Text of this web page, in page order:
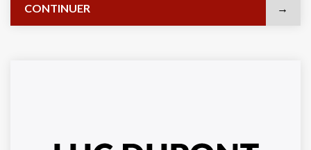
CONTINUER